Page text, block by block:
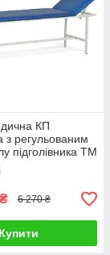
КП
з регульованим
підголівника ТМ
(409092)
₴ 6 270 ₴
Купити